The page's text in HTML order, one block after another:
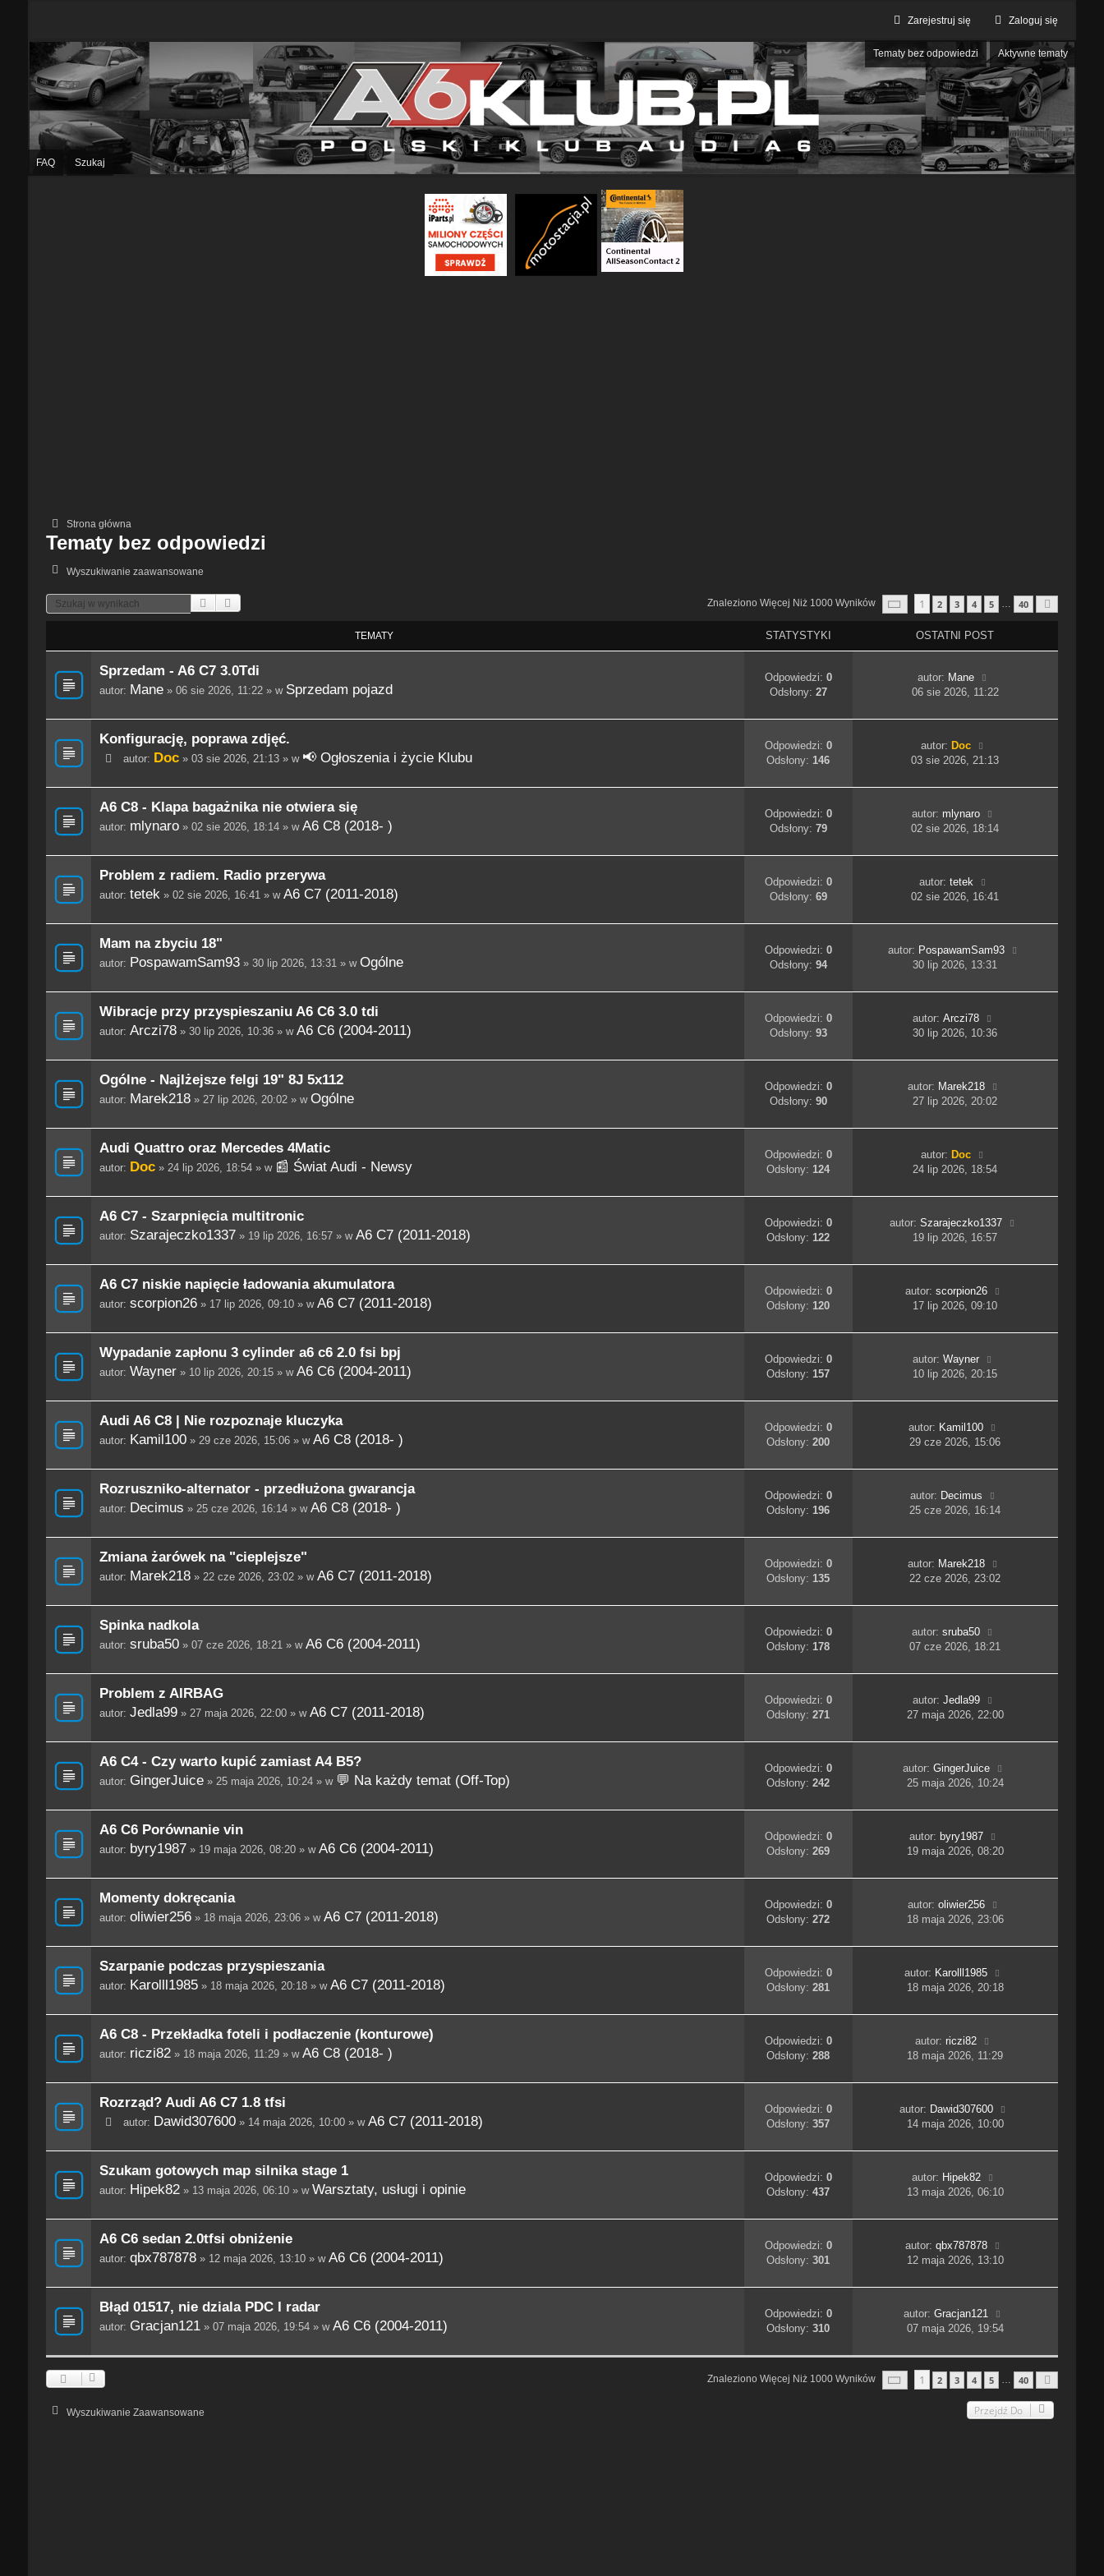
Zaloguj się
Zarejestruj się
Tematy bez odpowiedzi Aktywne tematy
FAQ Szukaj
Strona główna
Tematy bez odpowiedzi
Wyszukiwanie zaawansowane
Szukaj Znaleziono Więcej Niż 1000 Wyników Strona 1Z 40
1 2 3 4 5 … 40
TEMATY STATYSTYKI OSTATNI POST
Sprzedam - A6 C7 3.0Tdi
autor: Mane» 06 sie 2026, 11:22 » w Sprzedam pojazd
Odpowiedzi: 0
Odsłony: 27
autor: Mane
06 sie 2026, 11:22
Konfigurację, poprawa zdjęć.
autor: Doc» 03 sie 2026, 21:13 » w 📢 Ogłoszenia i życie Klubu
Odpowiedzi: 0
Odsłony:146
autor: Doc
03 sie 2026, 21:13
A6 C8 - Klapa bagażnika nie otwiera się
autor: mlynaro» 02 sie 2026, 18:14 » w A6 C8 (2018- )
Odpowiedzi: 0
Odsłony: 79
autor: mlynaro
02 sie 2026, 18:14
Problem z radiem. Radio przerywa
autor: tetek» 02 sie 2026, 16:41 » w A6 C7 (2011-2018)
Odpowiedzi: 0
Odsłony: 69
autor: tetek
02 sie 2026, 16:41
Mam na zbyciu 18"
autor: PospawamSam93» 30 lip 2026, 13:31 » w Ogólne
Odpowiedzi: 0
Odsłony: 94
autor: PospawamSam93
30 lip 2026, 13:31
Wibracje przy przyspieszaniu A6 C6 3.0 tdi
autor: Arczi78» 30 lip 2026, 10:36 » w A6 C6 (2004-2011)
Odpowiedzi: 0
Odsłony: 93
autor:Arczi78
30 lip 2026, 10:36
Ogólne - Najlżejsze felgi 19" 8J 5x112
autor: Marek218» 27 lip 2026, 20:02 » w Ogólne
Odpowiedzi: 0
Odsłony: 90
autor: Marek218
27 lip 2026, 20:02
Audi Quattro oraz Mercedes 4Matic
autor: Doc» 24 lip 2026, 18:54 » w 📰 Świat Audi - Newsy
Odpowiedzi: 0
Odsłony:124
autor: Doc
24 lip 2026, 18:54
A6 C7 - Szarpnięcia multitronic
autor: Szarajeczko1337 » 19 lip 2026, 16:57 » w A6 C7 (2011-2018)
Odpowiedzi: 0
Odsłony:122
autor:Szarajeczko1337
19 lip 2026, 16:57
A6 C7 niskie napięcie ładowania akumulatora
autor: scorpion26» 17 lip 2026, 09:10 » w A6 C7 (2011-2018)
Odpowiedzi: 0
Odsłony:120
autor: scorpion26
17 lip 2026, 09:10
Wypadanie zapłonu 3 cylinder a6 c6 2.0 fsi bpj
autor: Wayner» 10 lip 2026, 20:15 » w A6 C6 (2004-2011)
Odpowiedzi: 0
Odsłony:157
autor:Wayner
10 lip 2026, 20:15
Audi A6 C8 | Nie rozpoznaje kluczyka
autor: Kamil100» 29 cze 2026, 15:06 » w A6 C8 (2018- )
Odpowiedzi: 0
Odsłony:200
autor: Kamil100
29 cze 2026, 15:06
Rozruszniko-alternator - przedłużona gwarancja
autor: Decimus » 25 cze 2026, 16:14 » w A6 C8 (2018- )
Odpowiedzi: 0
Odsłony:196
autor: Decimus
25 cze 2026, 16:14
Zmiana żarówek na "cieplejsze"
autor: Marek218» 22 cze 2026, 23:02 » w A6 C7 (2011-2018)
Odpowiedzi: 0
Odsłony:135
autor: Marek218
22 cze 2026, 23:02
Spinka nadkola
autor: sruba50» 07 cze 2026, 18:21 » w A6 C6 (2004-2011)
Odpowiedzi: 0
Odsłony:178
autor:sruba50
07 cze 2026, 18:21
Problem z AIRBAG
autor: Jedla99» 27 maja 2026, 22:00 » w A6 C7 (2011-2018)
Odpowiedzi: 0
Odsłony:271
autor: Jedla99
27 maja 2026, 22:00
A6 C4 - Czy warto kupić zamiast A4 B5?
autor: GingerJuice» 25 maja 2026, 10:24 » w 💬 Na każdy temat (Off-Top)
Odpowiedzi: 0
Odsłony:242
autor: GingerJuice
25 maja 2026, 10:24
A6 C6 Porównanie vin
autor: byry1987 » 19 maja 2026, 08:20 » w A6 C6 (2004-2011)
Odpowiedzi: 0
Odsłony:269
autor: byry1987
19 maja 2026, 08:20
Momenty dokręcania
autor: oliwier256» 18 maja 2026, 23:06 » w A6 C7 (2011-2018)
Odpowiedzi: 0
Odsłony:272
autor: oliwier256
18 maja 2026, 23:06
Szarpanie podczas przyspieszania
autor: Karolll1985» 18 maja 2026, 20:18 » w A6 C7 (2011-2018)
Odpowiedzi: 0
Odsłony:281
autor: Karolll1985
18 maja 2026, 20:18
A6 C8 - Przekładka foteli i podłaczenie (konturowe)
autor: riczi82» 18 maja 2026, 11:29 » w A6 C8 (2018- )
Odpowiedzi: 0
Odsłony:288
autor:riczi82
18 maja 2026, 11:29
Rozrząd? Audi A6 C7 1.8 tfsi
autor: Dawid307600» 14 maja 2026, 10:00 » w A6 C7 (2011-2018)
Odpowiedzi: 0
Odsłony:357
autor: Dawid307600
14 maja 2026, 10:00
Szukam gotowych map silnika stage 1
autor: Hipek82» 13 maja 2026, 06:10 » w Warsztaty, usługi i opinie
Odpowiedzi: 0
Odsłony:437
autor: Hipek82
13 maja 2026, 06:10
A6 C6 sedan 2.0tfsi obniżenie
autor: qbx787878» 12 maja 2026, 13:10 » w A6 C6 (2004-2011)
Odpowiedzi: 0
Odsłony:301
autor: qbx787878
12 maja 2026, 13:10
Błąd 01517, nie dziala PDC I radar
autor: Gracjan121» 07 maja 2026, 19:54 » w A6 C6 (2004-2011)
Odpowiedzi: 0
Odsłony:310
autor:Gracjan121
07 maja 2026, 19:54
Znaleziono Więcej Niż 1000 Wyników Strona 1Z 40
1 2 3 4 5 … 40
Wyszukiwanie Zaawansowane Przejdź Do